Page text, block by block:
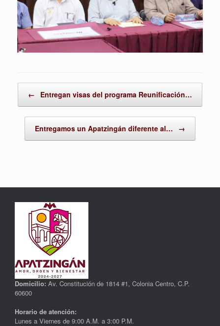
← Entregan visas del programa Reunificación…
Entregamos un Apatzingán diferente al… →
Domicilio: Av. Constitución de 1814 #1, Colonia Centro, C.P.
60600
Horario de atención:
Lunes a Viernes de 9:00 A.M. a 3:00 P.M.